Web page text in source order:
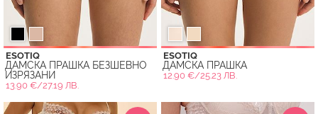
ESOTIQ
ДАМСКА ПРАШКА БЕЗШЕВНО
ИЗРЯЗАНИ
13.90 €/27.19 ЛВ.
ESOTIQ
ДАМСКА ПРАШКА
12.90 €/25.23 ЛВ.